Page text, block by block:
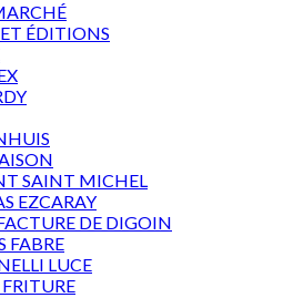
ÉDITIONS
SAINT MICHEL
EZCARAY
DE DIGOIN
FABRE
LUCE